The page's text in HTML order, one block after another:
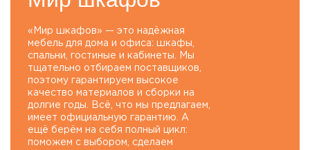
«Мир шкафов» — это надёжная
мебель для дома и офиса: шкафы,
спальни, гостиные и кабинеты. Мы
тщательно отбираем поставщиков,
поэтому гарантируем высокое
качество материалов и сборки на
долгие годы. Всё, что мы предлагаем,
имеет официальную гарантию. А
ещё берём на себя полный цикл:
поможем с выбором, сделаем